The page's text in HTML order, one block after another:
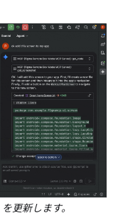
更新します。